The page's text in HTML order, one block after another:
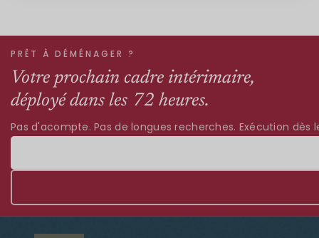
PRÊT À DÉMÉNAGER ?
Votre prochain cadre intérimaire,
déployé dans les 72 heures.
Pas d'acompte. Pas de longues recherches. Exécution dès